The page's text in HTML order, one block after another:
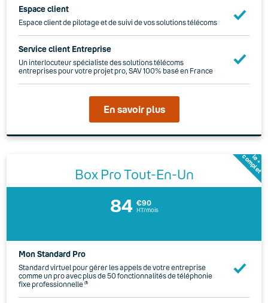
Espace client
Espace client de pilotage et de suivi de vos solutions télécoms
Service client Entreprise
Un interlocuteur spécialiste des solutions télécoms
entreprises pour votre projet pro, SAV 100% basé en France
En savoir plus
le +
complet
Box Pro Tout-En-Un
84 €90
HT/mois
Mon Standard Pro
Standard virtuel pour gérer les appels de votre entreprise
comme un pro avec plus de 50 fonctionnalités de téléphonie
fixe professionnelle (1)